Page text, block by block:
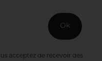
Ok
acceptez de recevoir des